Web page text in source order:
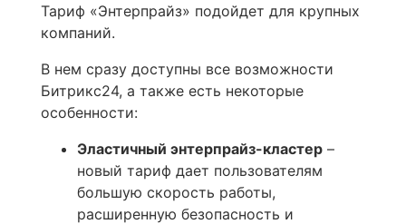
Тариф «Энтерпрайз» подойдет для крупных
компаний.
В нем сразу доступны все возможности
Битрикс24, а также есть некоторые
особенности:
Эластичный энтерпрайз-кластер –
новый тариф дает пользователям
большую скорость работы,
расширенную безопасность и